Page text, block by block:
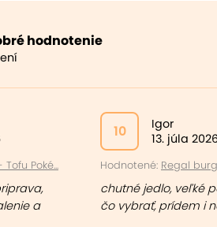
hodnotenie
Poké...
a
10
Igor
13. júla
Hodnotené: Regal
chutné jedlo, veľké
čo vybrať, prídem i